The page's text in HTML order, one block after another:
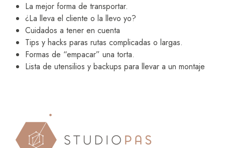
La mejor forma de transportar.
¿La lleva el cliente o la llevo yo?
Cuidados a tener en cuenta
Tips y hacks paras rutas complicadas o largas.
Formas de “empacar” una torta.
Lista de utensilios y backups para llevar a un montaje